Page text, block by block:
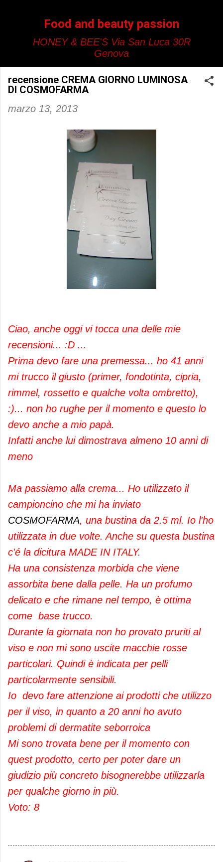
Food and beauty passion
HONEY & BEE'S Via San Luca 30R
Genova
recensione CREMA GIORNO LUMINOSA
DI COSMOFARMA
marzo 13, 2013
Ciao, anche oggi vi tocca una delle mie
recensioni... :D ...
Prima devo fare una premessa... ho 41 anni
mi trucco il giusto (primer, fondotinta, cipria,
rimmel, rossetto e qualche volta ombretto),
:)... non ho rughe per il momento e questo lo
devo anche a mio papà.
Infatti anche lui dimostrava almeno 10 anni di
meno
Ma passiamo alla crema... Ho utilizzato il
campioncino che mi ha inviato
COSMOFARMA, una bustina da 2.5 ml. Io l'ho
utilizzata in due volte. Anche su questa bustina
c'é la dicitura MADE IN ITALY.
Ha una consistenza morbida che viene
assorbita bene dalla pelle. Ha un profumo
delicato e che rimane nel tempo, è ottima
come base trucco.
Durante la giornata non ho provato pruriti al
viso e non mi sono uscite macchie rosse
particolari. Quindi è indicata per pelli
particolarmente sensibili.
Io devo fare attenzione ai prodotti che utilizzo
per il viso, in quanto a 20 anni ho avuto
problemi di dermatite seborroica
Mi sono trovata bene per il momento con
quest prodotto, certo per poter dare un
giudizio più concreto bisognerebbe utilizzarla
per qualche giorno in più.
Voto: 8